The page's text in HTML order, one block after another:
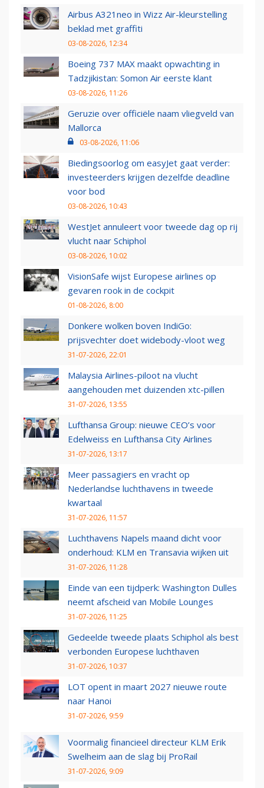
Airbus A321neo in Wizz Air-kleurstelling
beklad met graffiti
03-08-2026, 12:34
Boeing 737 MAX maakt opwachting in
Tadzjikistan: Somon Air eerste klant
03-08-2026, 11:26
Geruzie over officiële naam vliegveld van
Mallorca
03-08-2026, 11:06
Biedingsoorlog om easyJet gaat verder:
investeerders krijgen dezelfde deadline
voor bod
03-08-2026, 10:43
WestJet annuleert voor tweede dag op rij
vlucht naar Schiphol
03-08-2026, 10:02
VisionSafe wijst Europese airlines op
gevaren rook in de cockpit
01-08-2026, 8:00
Donkere wolken boven IndiGo:
prijsvechter doet widebody-vloot weg
31-07-2026, 22:01
Malaysia Airlines-piloot na vlucht
aangehouden met duizenden xtc-pillen
31-07-2026, 13:55
Lufthansa Group: nieuwe CEO’s voor
Edelweiss en Lufthansa City Airlines
31-07-2026, 13:17
Meer passagiers en vracht op
Nederlandse luchthavens in tweede
kwartaal
31-07-2026, 11:57
Luchthavens Napels maand dicht voor
onderhoud: KLM en Transavia wijken uit
31-07-2026, 11:28
Einde van een tijdperk: Washington Dulles
neemt afscheid van Mobile Lounges
31-07-2026, 11:25
Gedeelde tweede plaats Schiphol als best
verbonden Europese luchthaven
31-07-2026, 10:37
LOT opent in maart 2027 nieuwe route
naar Hanoi
31-07-2026, 9:59
Voormalig financieel directeur KLM Erik
Swelheim aan de slag bij ProRail
31-07-2026, 9:09